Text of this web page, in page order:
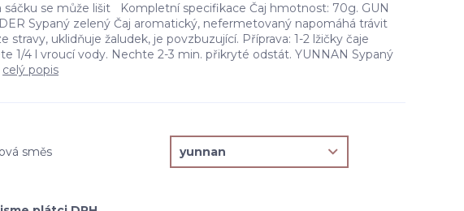
sáčku se může lišit Kompletní specifikace Čaj hmotnost: 70g. GUN
Sypaný zelený Čaj aromatický, nefermetovaný napomáhá trávit
stravy, uklidňuje žaludek, je povzbuzující. Příprava: 1-2 lžičky čaje
1/4 l vroucí vody. Nechte 2-3 min. přikryté odstát. YUNNAN Sypaný
celý popis
směs